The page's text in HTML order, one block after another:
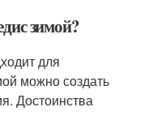
зимой?
для
можно создать
Достоинства